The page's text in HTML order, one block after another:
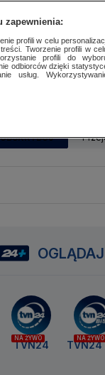
NA ŻYWO
TVN24
NA ŻYWO
TVN24
zapewnienia:
profili w celu
Tworzenie profili w
profili do
odbiorców dzięki
usług.